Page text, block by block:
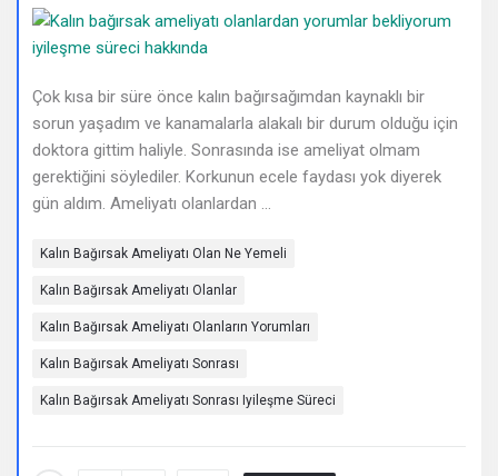
sonuncu
Sorular
Çok kısa bir süre önce kalın bağırsağımdan kaynaklı bir
sorun yaşadım ve kanamalarla alakalı bir durum olduğu için
doktora gittim haliyle. Sonrasında ise ameliyat olmam
gerektiğini söylediler. Korkunun ecele faydası yok diyerek
gün aldım. Ameliyatı olanlardan ...
Kalın Bağırsak Ameliyatı Olan Ne Yemeli
Kalın Bağırsak Ameliyatı Olanlar
Kalın Bağırsak Ameliyatı Olanların Yorumları
Kalın Bağırsak Ameliyatı Sonrası
Kalın Bağırsak Ameliyatı Sonrası Iyileşme Süreci